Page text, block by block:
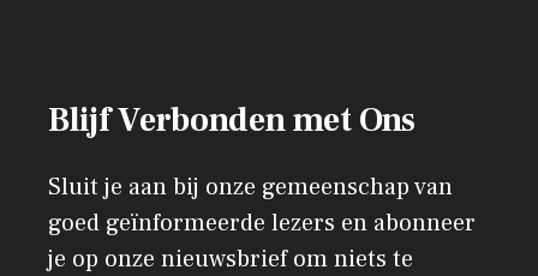
Blijf Verbonden met Ons
Sluit je aan bij onze gemeenschap van
goed geïnformeerde lezers en abonneer
je op onze nieuwsbrief om niets te